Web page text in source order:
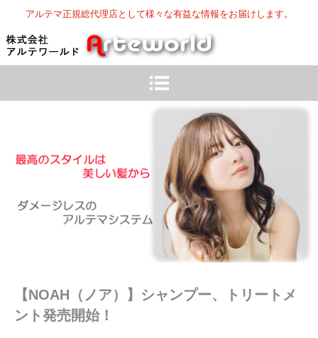
アルテマ正規総代理店として様々な有益な情報をお届けします。
【NOAH（ノア）】シャンプー、トリートメ
ント発売開始！